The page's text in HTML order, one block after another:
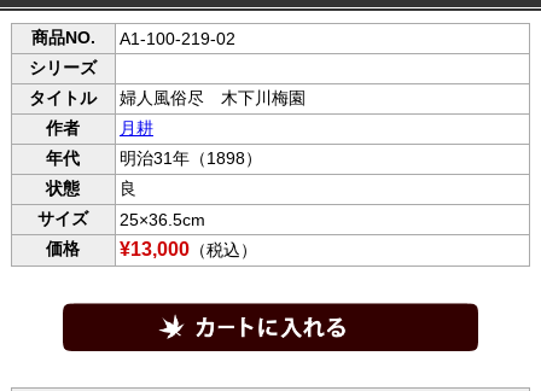
商品NO.
A1-100-219-02
シリーズ
タイトル
婦人風俗尽 木下川梅園
作者
月耕
年代
明治31年（1898）
状態
良
サイズ
25×36.5cm
価格
¥13,000（税込）